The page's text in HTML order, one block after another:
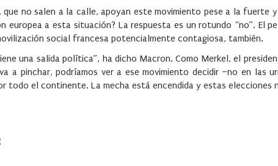
que no salen a la calle, apoyan este movimiento pese a la fuerte
europea a esta situación? La respuesta es un rotundo “no”. El
social francesa potencialmente contagiosa, también.
una salida política”, ha dicho Macron. Como Merkel, el
a pinchar, podríamos ver a ese movimiento decidir –no en las
todo el continente. La mecha está encendida y estas elecciones